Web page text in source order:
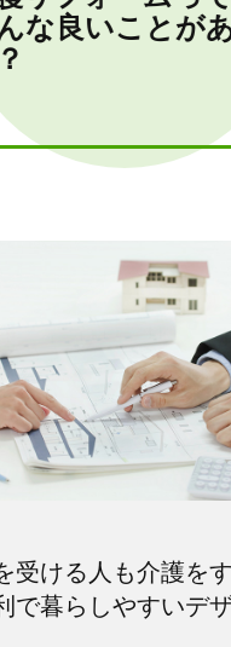
な良いことが
受ける人も介護を
で暮らしやすいデ